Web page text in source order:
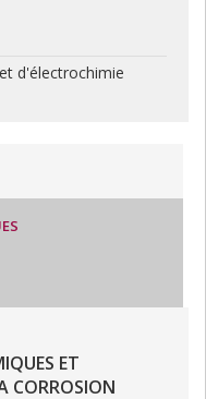
d'électrochimie
ET
CORROSION